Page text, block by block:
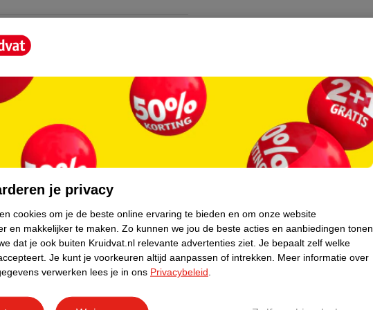
Manicure Brush voor een nette, schone
bereidt de nagels voor met de
de tools voor het netjes vormen en
is deze Start Up Kit een slimme keuze. Je
ondersteunende tools, zodat je jouw
je privacy
cookies om je de beste online ervaring te bieden en om onze website
en makkelijker te maken. Zo kunnen we jou de beste acties en aanbiedingen tonen
dat je ook buiten Kruidvat.nl relevante advertenties ziet. Je bepaalt zelf welke
Je kunt je voorkeuren altijd aanpassen of intrekken.
Meer informatie over
verwerken lees je in ons Privacybeleid